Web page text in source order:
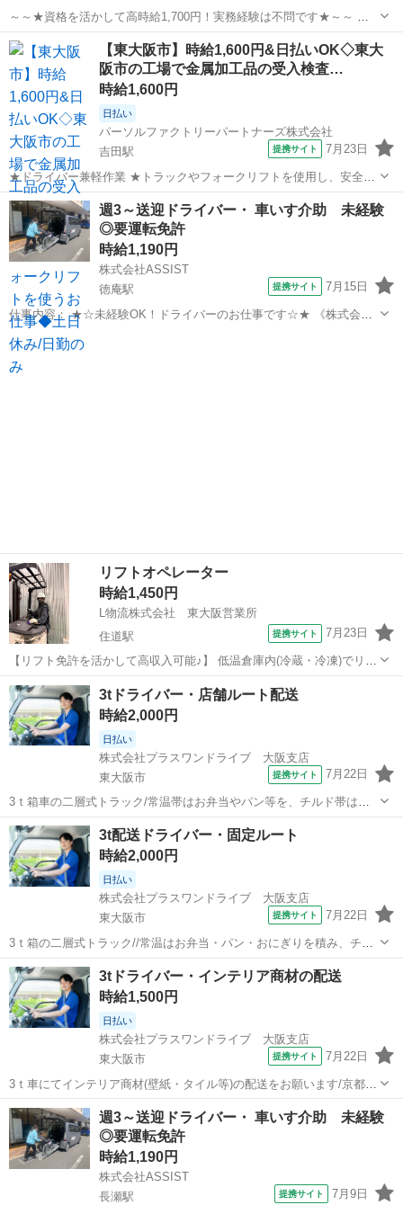
～～★資格を活かして高時給1,700円！実務経験は不問です★～～ 新
しくキレイな倉庫でのオープニング募集☆ 勤務時間の選択ができ、ラ
イフスタイルに合わせて働けます◎ 《製品の積み込み作業》 ◆仕事内
容 （雇入れ直後）...
大阪 東大阪市 ドライバー
【東大阪市】時給1,600円&日払いOK◇東大
阪市の工場で金属加工品の受入検査…
時給1,600円
日払い
パーソルファクトリーパートナーズ株式会社
吉田駅
提携サイト 7月23日
★ドライバー兼軽作業 ★トラックやフォークリフトを使用し、安全か
つ効率的に作業を進めます。 ★金属加工品の受入検査、搬送、梱包、
入出庫などを担当します。 ★経験者歓迎!フォークリフト資格を活かせ
る職場です。 ※未経験でも挑戦...
大阪 東大阪市 吉田駅 ドライバー
週3～送迎ドライバー・ 車いす介助 未経験
◎要運転免許
時給1,190円
株式会社ASSIST
徳庵駅
提携サイト 7月15日
仕事内容： ★☆未経験OK！ドライバーのお仕事です☆★ 《株式会社
アシスト》は、社会福祉事業や生活に密着する総合サポート企業で
す。 今回は＜送迎ドライバー＞を募集します！ 【仕事内容】 病院外
来/デイサービスから利用者様...
大阪 東大阪市
リフトオペレーター
時給1,450円
L物流株式会社 東大阪営業所
住道駅
提携サイト 7月23日
【リフト免許を活かして高収入可能♪】 低温倉庫内(冷蔵・冷凍)でリフ
ト作業をお願いいたします。(リーチリフト) また商品仕分けやピッキ
ングなどの簡単な軽作業もあります。 高時給1450円～スタートです♪
しっかり稼いでい...
大阪 東大阪市 住道駅 ドライバー
3tドライバー・店舗ルート配送
時給2,000円
日払い
株式会社プラスワンドライブ 大阪支店
東大阪市
提携サイト 7月22日
3ｔ箱車の二層式トラック/常温帯はお弁当やパン等を、チルド帯はパ
スタやサラダ等を積込みます/1日10件程の配送です/毎日固定ルートな
のですぐに道は覚えれます！ 派遣社員 ◇バイク貸出制度 ◇日払い可
能(規定有) ◇社会...
大阪 東大阪市 ドライバー
3t配送ドライバー・固定ルート
時給2,000円
日払い
株式会社プラスワンドライブ 大阪支店
東大阪市
提携サイト 7月22日
3ｔ箱の二層式トラック//常温はお弁当・パン・おにぎりを積み、チル
ドでパスタ・サラダ等を積込します//毎日固定ルートですぐに道は覚え
れます！ 派遣社員 ◇バイク貸出制度 ◇日払い可能(規定有) ◇社会保
険完備 ◇40時...
大阪 東大阪市 ドライバー
3tドライバー・インテリア商材の配送
時給1,500円
日払い
株式会社プラスワンドライブ 大阪支店
東大阪市
提携サイト 7月22日
3ｔ車にてインテリア商材(壁紙・タイル等)の配送をお願います/京都方
面：3ｔ平車、1日10～20件、店舗や卸業者などへの配送です。/大阪方
面：3ｔ箱車、1日10～20件、店舗や卸業者などへの配送です/ 派遣社
員 ◇バイ...
大阪 東大阪市 ドライバー
週3～送迎ドライバー・ 車いす介助 未経験
◎要運転免許
時給1,190円
株式会社ASSIST
長瀬駅
提携サイト 7月9日